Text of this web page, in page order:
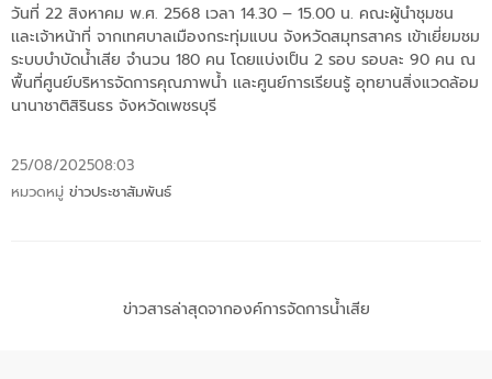
วันที่ 22 สิงหาคม พ.ศ. 2568 เวลา 14.30 – 15.00 น. คณะผู้นำชุมชน
เเละเจ้าหน้าที่ จากเทศบาลเมืองกระทุ่มแบน จังหวัดสมุทรสาคร เข้าเยี่ยมชม
ระบบบำบัดน้ำเสีย จำนวน 180 คน โดยแบ่งเป็น 2 รอบ รอบละ 90 คน ณ
พื้นที่ศูนย์บริหารจัดการคุณภาพน้ำ เเละศูนย์การเรียนรู้ อุทยานสิ่งแวดล้อม
นานาชาติสิรินธร จังหวัดเพชรบุรี
25/08/202508:03
หมวดหมู่ ข่าวประชาสัมพันธ์
ข่าวสารล่าสุดจากองค์การจัดการน้ำเสีย